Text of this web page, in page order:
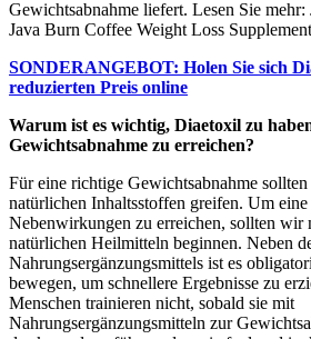
Gewichtsabnahme liefert. Lesen Sie
Java Burn Coffee Weight Loss
SONDERANGEBOT: Holen Sie sich
reduzierten Preis online
Warum ist es wichtig, Diaetoxil zu
Gewichtsabnahme zu erreichen?
Für eine richtige Gewichtsabnahme
natürlichen Inhaltsstoffen greifen. Um
Nebenwirkungen zu erreichen, sollten wir
natürlichen Heilmitteln beginnen. Neben
Nahrungsergänzungsmittels ist es
bewegen, um schnellere Ergebnisse zu
Menschen trainieren nicht, sobald sie mit
Nahrungsergänzungsmitteln zur